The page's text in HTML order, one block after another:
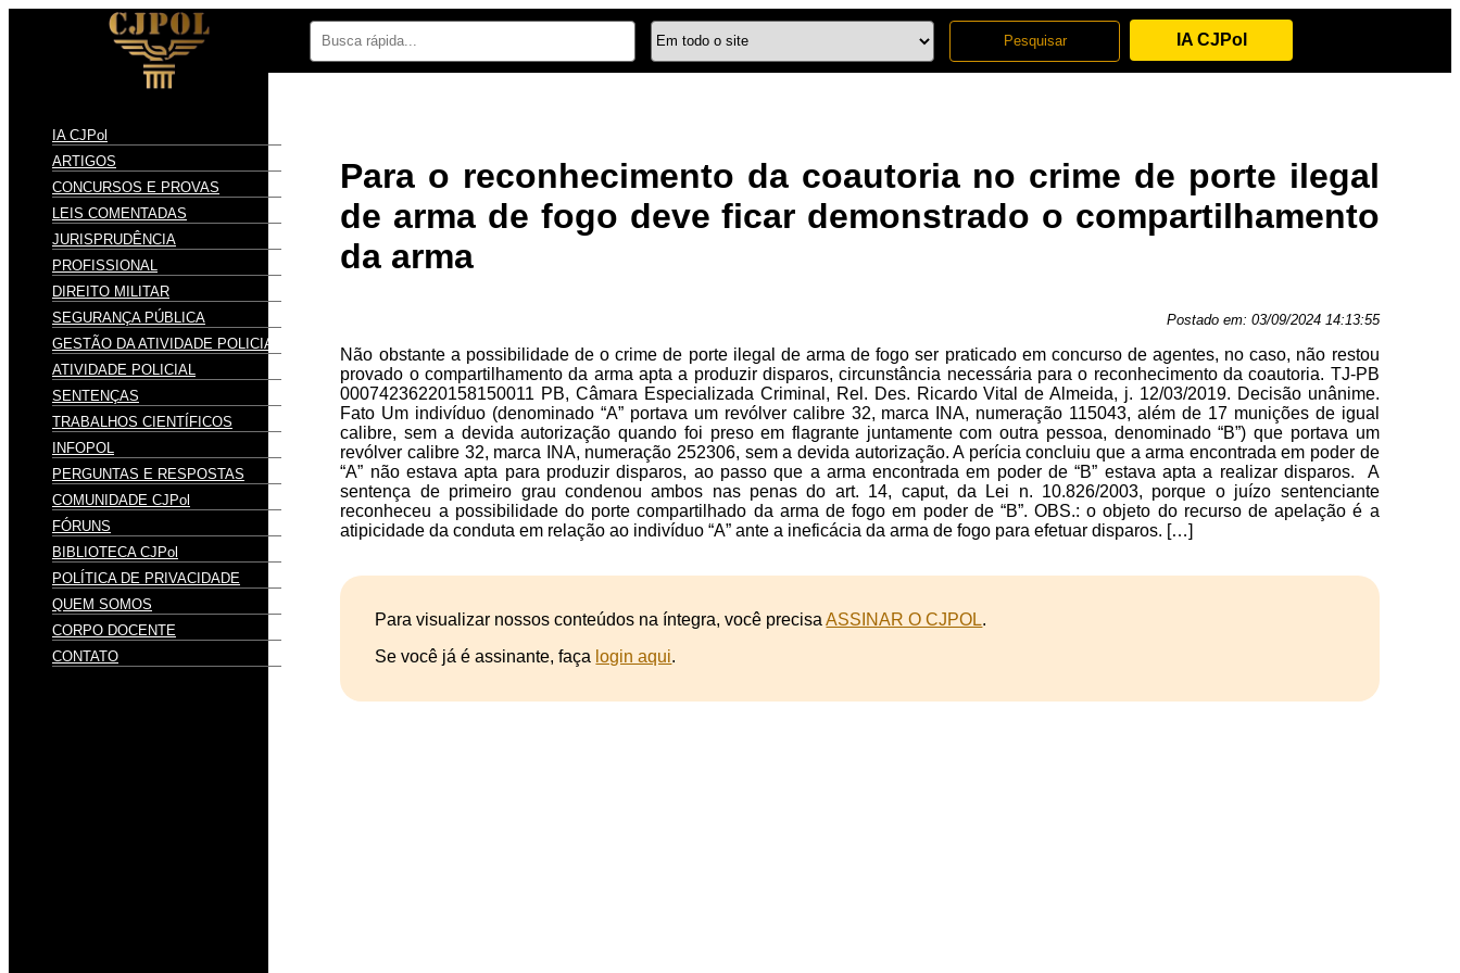
IA CJPol
IA CJPol
ARTIGOS
CONCURSOS E PROVAS
LEIS COMENTADAS
JURISPRUDÊNCIA
PROFISSIONAL
DIREITO MILITAR
SEGURANÇA PÚBLICA
GESTÃO DA ATIVIDADE POLICIAL
ATIVIDADE POLICIAL
SENTENÇAS
TRABALHOS CIENTÍFICOS
INFOPOL
PERGUNTAS E RESPOSTAS
COMUNIDADE CJPol
FÓRUNS
BIBLIOTECA CJPol
POLÍTICA DE PRIVACIDADE
QUEM SOMOS
CORPO DOCENTE
CONTATO
Para o reconhecimento da coautoria no crime de porte ilegal
de arma de fogo deve ficar demonstrado o compartilhamento
da arma
Postado em: 03/09/2024 14:13:55
Não obstante a possibilidade de o crime de porte ilegal de arma de fogo ser praticado em concurso de agentes, no caso, não restou
provado o compartilhamento da arma apta a produzir disparos, circunstância necessária para o reconhecimento da coautoria. TJ-PB
00074236220158150011 PB, Câmara Especializada Criminal, Rel. Des. Ricardo Vital de Almeida, j. 12/03/2019. Decisão unânime.
Fato Um indivíduo (denominado “A” portava um revólver calibre 32, marca INA, numeração 115043, além de 17 munições de igual
calibre, sem a devida autorização quando foi preso em flagrante juntamente com outra pessoa, denominado “B”) que portava um
revólver calibre 32, marca INA, numeração 252306, sem a devida autorização. A perícia concluiu que a arma encontrada em poder de
“A” não estava apta para produzir disparos, ao passo que a arma encontrada em poder de “B” estava apta a realizar disparos. A
sentença de primeiro grau condenou ambos nas penas do art. 14, caput, da Lei n. 10.826/2003, porque o juízo sentenciante
reconheceu a possibilidade do porte compartilhado da arma de fogo em poder de “B”. OBS.: o objeto do recurso de apelação é a
atipicidade da conduta em relação ao indivíduo “A” ante a ineficácia da arma de fogo para efetuar disparos. […]
Para visualizar nossos conteúdos na íntegra, você precisaASSINAR O CJPOL.
Se você já é assinante, faça login aqui.